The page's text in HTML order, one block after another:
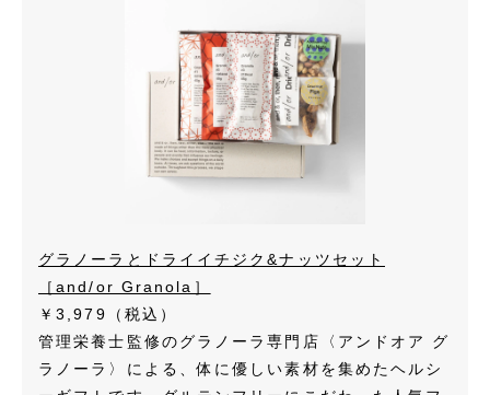
グラノーラとドライイチジク&ナッツセット
［and/or Granola］
￥3,979
（税込）
管理栄養士監修のグラノーラ専門店〈アンドオア グ
ラノーラ〉による、体に優しい素材を集めたヘルシ